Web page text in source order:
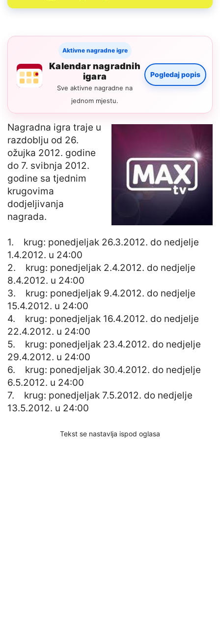
Aktivne nagradne igre
Kalendar nagradnih
igara
Sve aktivne nagradne na
jednom mjestu.
Pogledaj popis
Nagradna igra traje u
razdoblju od 26.
ožujka 2012. godine
do 7. svibnja 2012.
godine sa tjednim
krugovima
dodjeljivanja
nagrada.
1. krug: ponedjeljak 26.3.2012. do nedjelje
1.4.2012. u 24:00
2. krug: ponedjeljak 2.4.2012. do nedjelje
8.4.2012. u 24:00
3. krug: ponedjeljak 9.4.2012. do nedjelje
15.4.2012. u 24:00
4. krug: ponedjeljak 16.4.2012. do nedjelje
22.4.2012. u 24:00
5. krug: ponedjeljak 23.4.2012. do nedjelje
29.4.2012. u 24:00
6. krug: ponedjeljak 30.4.2012. do nedjelje
6.5.2012. u 24:00
7. krug: ponedjeljak 7.5.2012. do nedjelje
13.5.2012. u 24:00
Tekst se nastavlja ispod oglasa